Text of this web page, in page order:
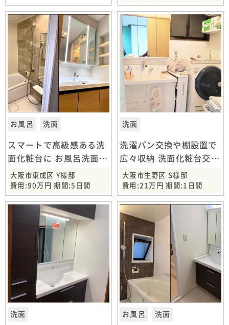
お風呂 洗面
スマートで高級感ある洗
面化粧台に お風呂洗面台
交換工事 大阪市東成区
大阪市東成区 Y様邸
費用:90万円 期間:5日間
洗面
洗濯パン交換や棚設置で
広々収納 洗面化粧台交換
工事 大阪市生野区[R]
大阪市生野区 S様邸
費用:21万円 期間:1日間
洗面 お風呂 洗面